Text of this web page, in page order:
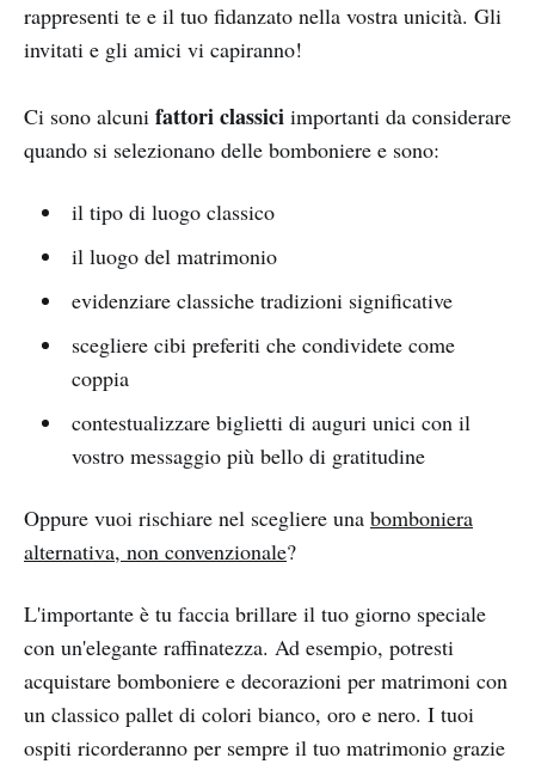
rappresenti te e il tuo fidanzato nella vostra unicità. Gli
invitati e gli amici vi capiranno!
Ci sono alcuni fattori classici importanti da considerare
quando si selezionano delle bomboniere e sono:
il tipo di luogo classico
il luogo del matrimonio
evidenziare classiche tradizioni significative
scegliere cibi preferiti che condividete come
coppia
contestualizzare biglietti di auguri unici con il
vostro messaggio più bello di gratitudine
Oppure vuoi rischiare nel scegliere una bomboniera
alternativa, non convenzionale?
L'importante è tu faccia brillare il tuo giorno speciale
con un'elegante raffinatezza. Ad esempio, potresti
acquistare bomboniere e decorazioni per matrimoni con
un classico pallet di colori bianco, oro e nero. I tuoi
ospiti ricorderanno per sempre il tuo matrimonio grazie